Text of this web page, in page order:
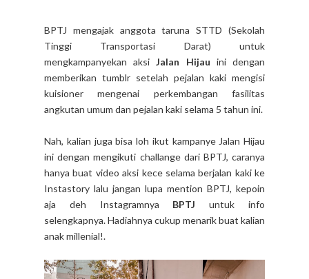
BPTJ mengajak anggota taruna STTD (Sekolah
Tinggi Transportasi Darat) untuk
mengkampanyekan aksi Jalan Hijau ini dengan
memberikan tumblr setelah pejalan kaki mengisi
kuisioner mengenai perkembangan fasilitas
angkutan umum dan pejalan kaki selama 5 tahun ini.
Nah, kalian juga bisa loh ikut kampanye Jalan Hijau
ini dengan mengikuti challange dari BPTJ, caranya
hanya buat video aksi kece selama berjalan kaki ke
Instastory lalu jangan lupa mention BPTJ, kepoin
aja deh Instagramnya BPTJ untuk info
selengkapnya. Hadiahnya cukup menarik buat kalian
anak millenial!.